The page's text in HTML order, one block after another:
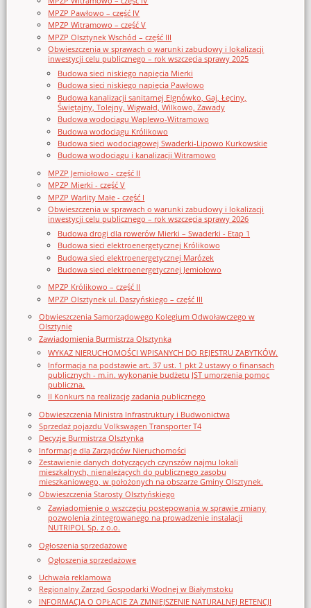
MPZP Pawłowo – część IV
MPZP Witramowo – część V
MPZP Olsztynek Wschód – część III
Obwieszczenia w sprawach o warunki zabudowy i lokalizacji
inwestycji celu publicznego – rok wszczęcia sprawy 2025
Budowa sieci niskiego napięcia Mierki
Budowa sieci niskiego napięcia Pawłowo
Budowa kanalizacji sanitarnej Elgnówko, Gaj, Łęciny,
Świętajny, Tolejny, Wigwałd, Wilkowo, Zawady
Budowa wodociągu Waplewo-Witramowo
Budowa wodociągu Królikowo
Budowa sieci wodociągowej Swaderki-Lipowo Kurkowskie
Budowa wodociągu i kanalizacji Witramowo
MPZP Jemiołowo - część II
MPZP Mierki - część V
MPZP Warlity Małe - część I
Obwieszczenia w sprawach o warunki zabudowy i lokalizacji
inwestycji celu publicznego – rok wszczęcia sprawy 2026
Budowa drogi dla rowerów Mierki – Swaderki - Etap 1
Budowa sieci elektroenergetycznej Królikowo
Budowa sieci elektroenergetycznej Marózek
Budowa sieci elektroenergetycznej Jemiołowo
MPZP Królikowo – część II
MPZP Olsztynek ul. Daszyńskiego – część III
Obwieszczenia Samorządowego Kolegium Odwoławczego w
Olsztynie
Zawiadomienia Burmistrza Olsztynka
WYKAZ NIERUCHOMOŚCI WPISANYCH DO REJESTRU ZABYTKÓW.
Informacja na podstawie art. 37 ust. 1 pkt 2 ustawy o finansach
publicznych - m.in. wykonanie budżetu JST umorzenia pomoc
publiczna.
II Konkurs na realizację zadania publicznego
Obwieszczenia Ministra Infrastruktury i Budwonictwa
Sprzedaż pojazdu Volkswagen Transporter T4
Decyzje Burmistrza Olsztynka
Informacje dla Zarządców Nieruchomości
Zestawienie danych dotyczących czynszów najmu lokali
mieszkalnych, nienależących do publicznego zasobu
mieszkaniowego, w położonych na obszarze Gminy Olsztynek.
Obwieszczenia Starosty Olsztyńskiego
Zawiadomienie o wszczęciu postępowania w sprawie zmiany
pozwolenia zintegrowanego na prowadzenie instalacji
NUTRIPOL Sp. z o.o.
Ogłoszenia sprzedażowe
Ogłoszenia sprzedażowe
Uchwała reklamowa
Regionalny Zarząd Gospodarki Wodnej w Białymstoku
INFORMACJA O OPŁACIE ZA ZMNIEJSZENIE NATURALNEJ RETENCJI